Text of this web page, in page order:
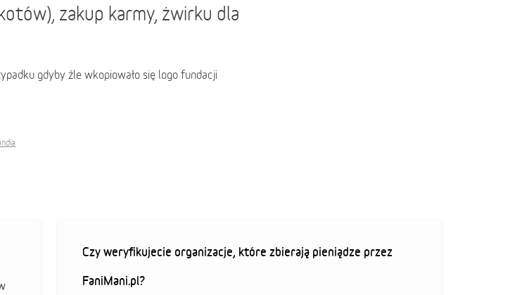
zakup karmy, żwirku dla
gdyby źle wkopiowało się logo fundacji
Czy weryfikujecie organizacje, które zbierają pieniądze przez
FaniMani.pl?